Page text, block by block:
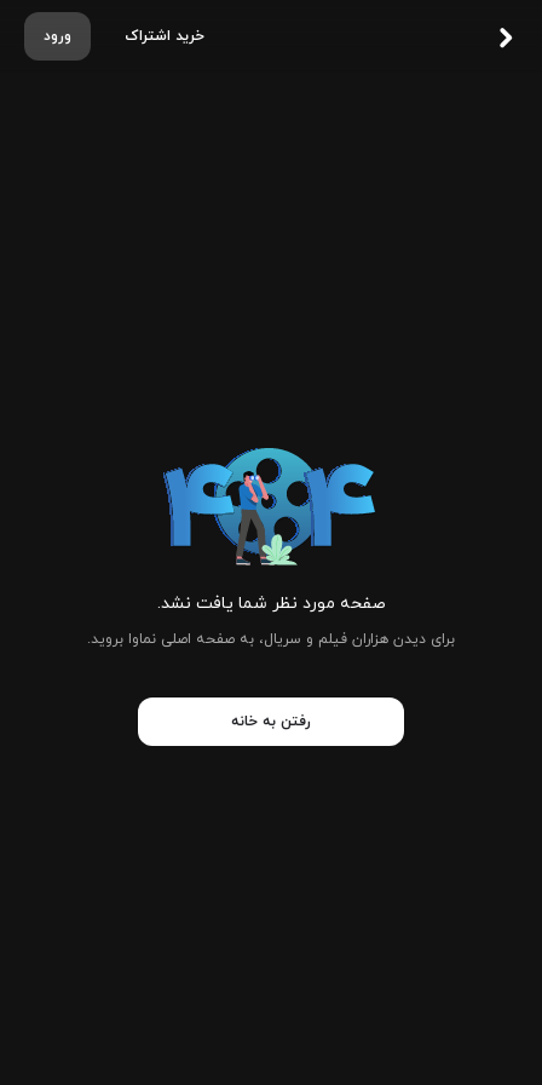
ورود خرید اشتراک
صفحه مورد نظر شما یافت نشد.
برای دیدن هزاران فیلم و سریال، به صفحه اصلی نماوا بروید.
رفتن به خانه